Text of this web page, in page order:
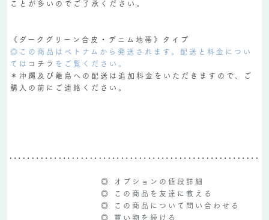
ことが多いのでご了承ください。
《ダークグリーン合皮・デニム地帯》タイプ
◎この商品はベトナムから発送されます。配送と料金につい
ては コチラ をご覧ください。
＊沖縄及び離島への配送は追加料金をいただきますので、ご
購入の前にご連絡ください。
◎ オプションの値段詳細
◎
この商品を友達に教える
◎
この商品について問い合わせる
◎ 買い物を続ける